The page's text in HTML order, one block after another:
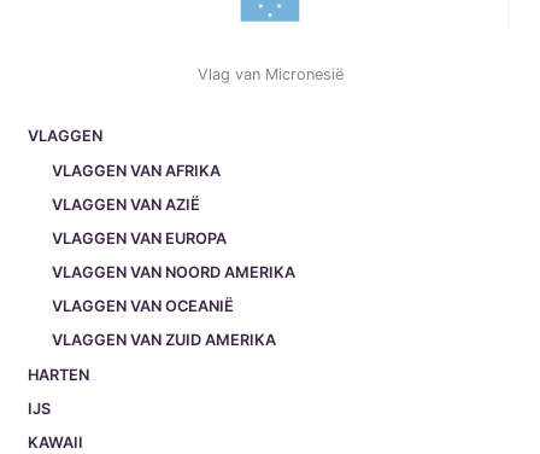
VLAGGEN
VLAGGEN VAN AFRIKA
VLAGGEN VAN AZIË
VLAGGEN VAN EUROPA
VLAGGEN VAN NOORD AMERIKA
VLAGGEN VAN OCEANIË
VLAGGEN VAN ZUID AMERIKA
HARTEN
IJS
KAWAII
Vlag van Micronesië